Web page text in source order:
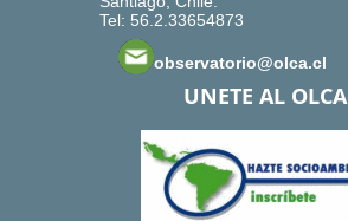
Tel: 56.2.33654873
observatorio@olca.cl
UNETE AL OLCA